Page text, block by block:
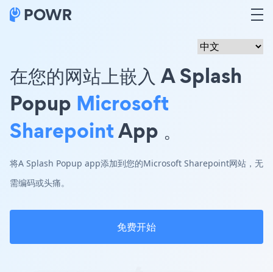
在您的网站上嵌入 A Splash
Popup Microsoft
SharepointApp 。
将A Splash Popup app添加到您的Microsoft Sharepoint网站，无
需编码或头痛。
免费开始